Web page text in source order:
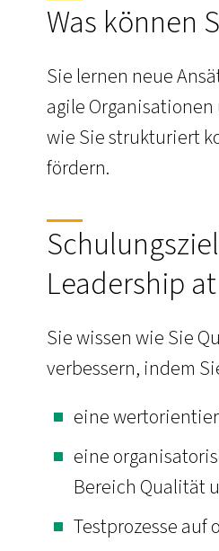
Was können
Sie lernen neue
agile
wie Sie strukturiert
fördern.
Leadership
Sie wissen wie Sie
verbessern, indem
eine
eine
Bereich Qualität
Testprozesse